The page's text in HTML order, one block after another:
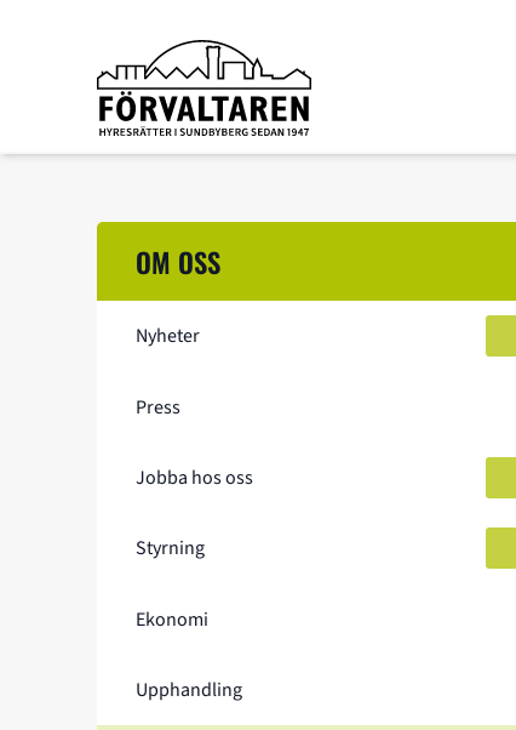
Hoppa till innehåll
Förvaltaren
OM OSS
Nyheter
Press
Jobba hos oss
Styrning
Ekonomi
Upphandling